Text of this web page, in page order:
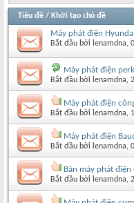
Tiêu đề / Khởi tạo chủ đề
Máy phát điện
Bắt đầu bởi lenamdna‎,
Máy phát điện
Bắt đầu bởi lenamdna‎,
Máy phát điện
Bắt đầu bởi lenamdna‎,
Máy phát điện
Bắt đầu bởi lenamdna‎,
Bán máy phát điện
Bắt đầu bởi lenamdna‎,